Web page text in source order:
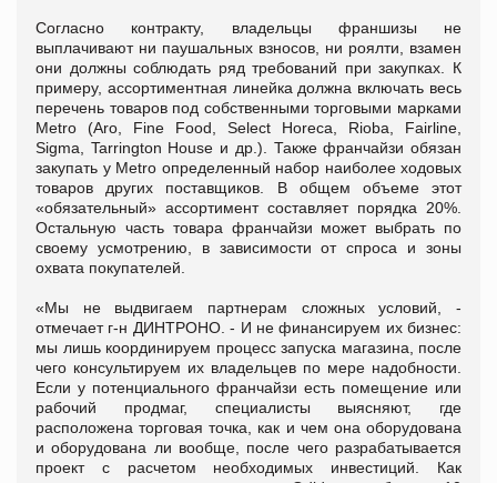
Согласно контракту, владельцы франшизы не
выплачивают ни паушальных взносов, ни роялти, взамен
они должны соблюдать ряд требований при закупках. К
примеру, ассортиментная линейка должна включать весь
перечень товаров под собственными торговыми марками
Metro (Aro, Fine Food, Select Horeca, Rioba, Fairline,
Sigma, Tarrington House и др.). Также франчайзи обязан
закупать у Metro определенный набор наиболее ходовых
товаров других поставщиков. В общем объеме этот
«обязательный» ассортимент составляет порядка 20%.
Остальную часть товара франчайзи может выбрать по
своему усмотрению, в зависимости от спроса и зоны
охвата покупателей.
«Мы не выдвигаем партнерам сложных условий, -
отмечает г-н ДИНТРОНО. - И не финансируем их бизнес:
мы лишь координируем процесс запуска магазина, после
чего консультируем их владельцев по мере надобности.
Если у потенциального франчайзи есть помещение или
рабочий продмаг, специалисты выясняют, где
расположена торговая точка, как и чем она оборудована
и оборудована ли вообще, после чего разрабатывается
проект с расчетом необходимых инвестиций. Как